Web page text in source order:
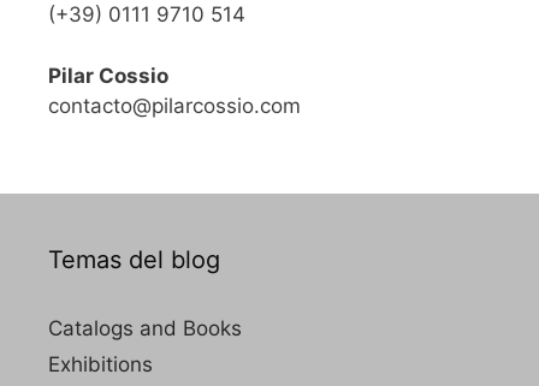
(+39) 0111 9710 514
Pilar Cossio
contacto@pilarcossio.com
Temas del blog
Catalogs and Books
Exhibitions